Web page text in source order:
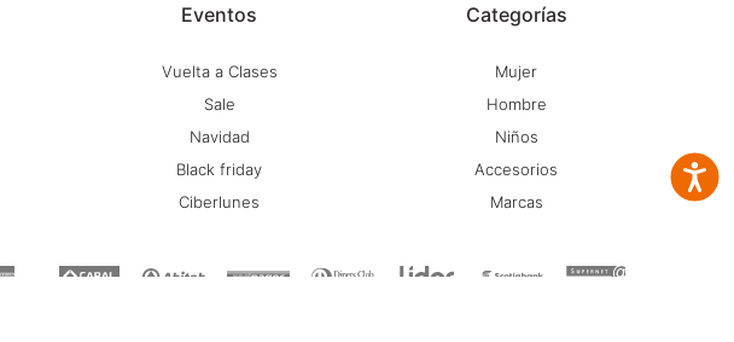
Eventos
Vuelta a Clases
Sale
Navidad
Black friday
Ciberlunes
Categorías
Mujer
Hombre
Niños
Accesorios
Marcas